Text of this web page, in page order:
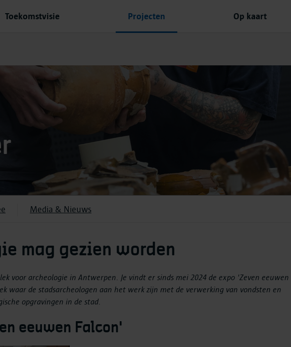
Toekomstvisie Projecten Op kaart
Media & Nieuws
mag gezien worden
voor archeologie in Antwerpen. Je vindt er sinds mei 2024 de expo 'Zeven eeuwen
waar de stadsarcheologen aan het werk zijn met de verwerking van vondsten en
opgravingen in de stad.
eeuwen Falcon'